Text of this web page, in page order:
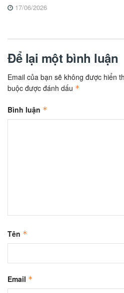
17/06/2026
Để lại một bình luận
Email của bạn sẽ không được hiển
buộc được đánh dấu *
Bình luận *
Tên *
Email *